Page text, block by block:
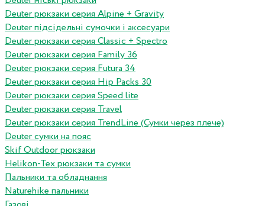
Deuter рюкзаки серия Alpine + Gravity
Deuter підсідельні сумочки і аксесуари
Deuter рюкзаки серия Classic + Spectro
Deuter рюкзаки серия Family 36
Deuter рюкзаки серия Futura 34
Deuter рюкзаки серия Hip Packs 30
Deuter рюкзаки серия Speed lite
Deuter рюкзаки серия Travel
Deuter рюкзаки серия TrendLine (Сумки через плече)
Deuter сумки на пояс
Skif Outdoor рюкзаки
Helikon-Tex рюкзаки та сумки
Пальники та обладнання
Naturehike пальники